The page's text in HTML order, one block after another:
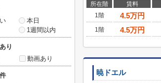
所在階 賃料
1階
4.5万円
1階
4.5万円
暁ドエル
本日
1週間以内
り
動画あり